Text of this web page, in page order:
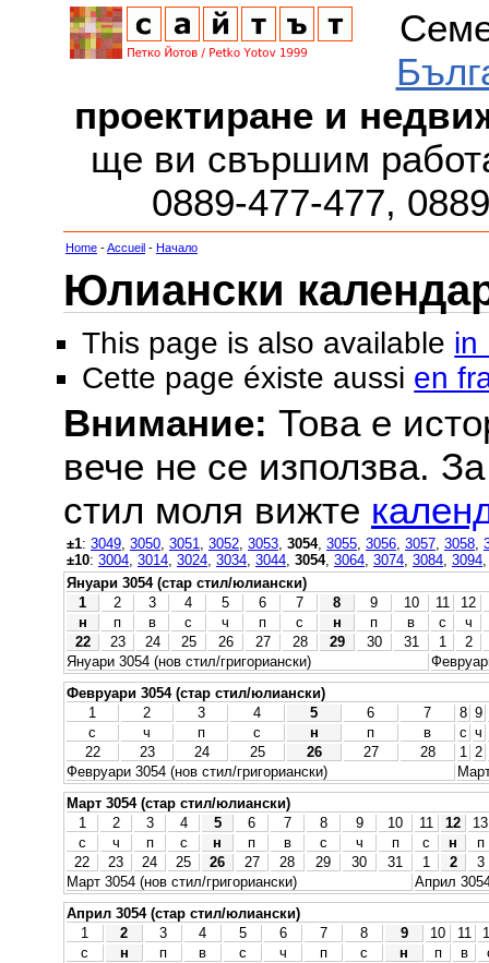
проектиране и
ще ви свършим
0889-477-477,
Home -Accueil - Начало
Юлиански
This page is also available in
Cette page éxiste aussi en
Внимание: Това е
вече не се използва.
стил моля вижте
±1: 3049 3050 3051 3052 3053 3054, 3055 3056 3057 3058
±10: 3004 3014 3024 3034 3044 3054, 3064 3074 3084 3094
Януари 3054 (стар стил/юлиански)
1
2 3 4 5 6 7 8 9 10 11 12
н
п в с ч п с н п в с
ч
22
23 24 25 26 27 28 29 30 31 1
2
Януари 3054 (нов стил/григориански)
Февруари 3054 (стар стил/юлиански)
1
2 3 4 5 6 7 8 9
с
ч п с н п в с ч
22
23 24 25 26 27 28 1
2
Февруари 3054 (нов стил/григориански)
Март 3054 (стар стил/юлиански)
1
2 3 4 5 6 7 8 9 10 11 12
13
с
ч п с н п в с ч п с н
п
22
23 24 25 26 27 28 29 30 31 1 2
3
Март 3054 (нов стил/григориански)
Април
Април 3054 (стар стил/юлиански)
1
2 3 4 5 6 7 8 9 10 11
с
н п в с ч п с н п в